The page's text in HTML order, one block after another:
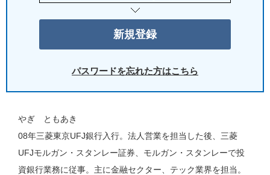
パスワードを忘れた方はこちら
やぎ ともあき
08年三菱東京UFJ銀行入行。法人営業を担当した後、三菱
UFJモルガン・スタンレー証券、モルガン・スタンレーで投
資銀行業務に従事。主に金融セクター、テック業界を担当。